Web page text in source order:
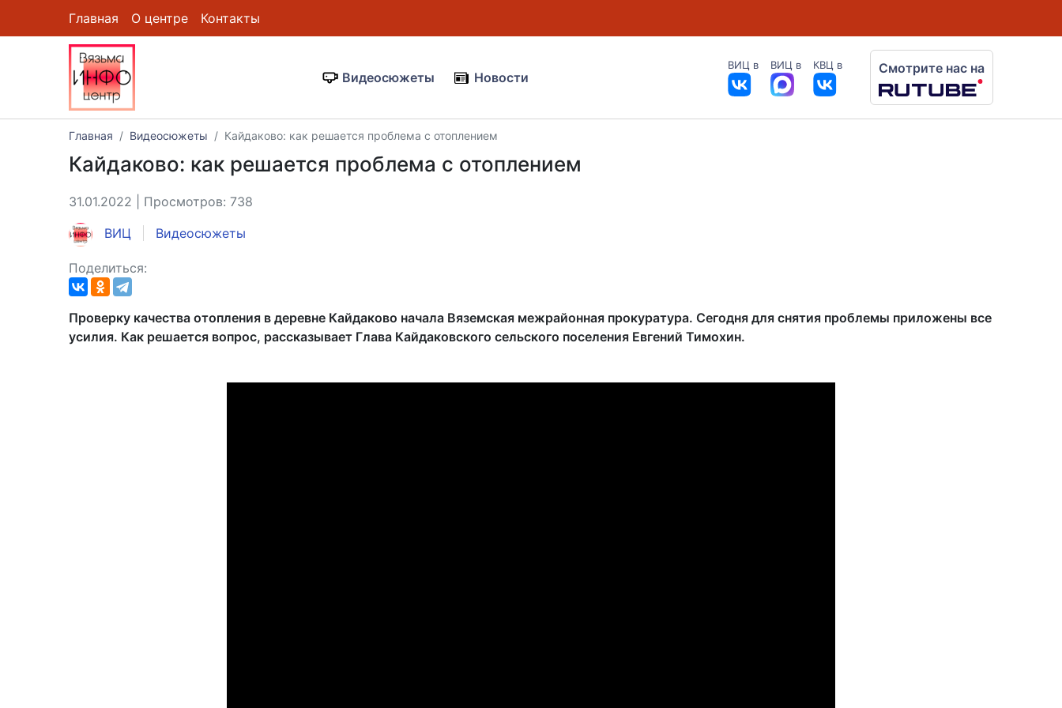
Главная О центре Контакты
Видеосюжеты Новости
ВИЦ в ВИЦ в КВЦ в Смотрите нас на
Главная Видеосюжеты Кайдаково: как решается проблема с отоплением
Кайдаково: как решается проблема с отоплением
31.01.2022 | Просмотров: 738
ВИЦ Видеосюжеты
Поделиться:
Проверку качества отопления в деревне Кайдаково начала Вяземская межрайонная прокуратура. Сегодня для снятия проблемы приложены все
усилия. Как решается вопрос, рассказывает Глава Кайдаковского сельского поселения Евгений Тимохин.